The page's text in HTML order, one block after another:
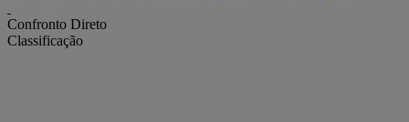
Confronto Direto
Classificação